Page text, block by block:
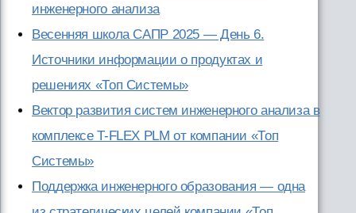
инженерного анализа
Весенняя школа САПР 2025 — День 6.
Источники информации о продуктах и
решениях «Топ Системы»
Вектор развития систем инженерного анализа в
комплексе T-FLEX PLM от компании «Топ
Системы»
Поддержка инженерного образования — одна